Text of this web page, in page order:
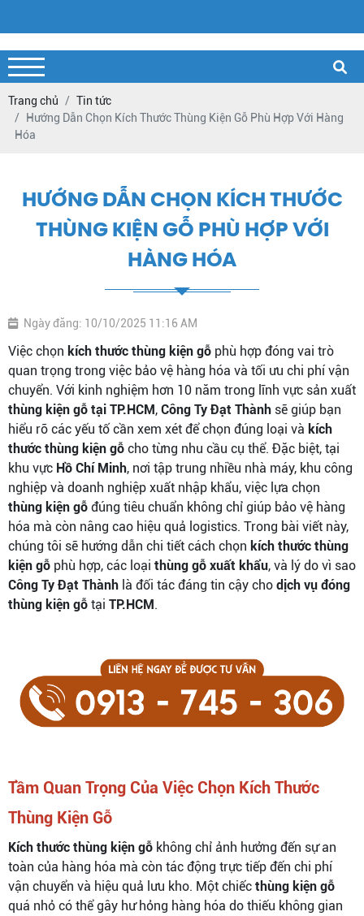
Trang chủ
Tin tức
Hướng Dẫn Chọn Kích Thước Thùng Kiện Gỗ Phù Hợp Với Hàng
Hóa
HƯỚNG DẪN CHỌN KÍCH THƯỚC
THÙNG KIỆN GỖ PHÙ HỢP VỚI
HÀNG HÓA
Ngày đăng: 10/10/2025 11:16 AM
Việc chọn kích thước thùng kiện gỗ phù hợp đóng vai trò
quan trọng trong việc bảo vệ hàng hóa và tối ưu chi phí vận
chuyển. Với kinh nghiệm hơn 10 năm trong lĩnh vực sản xuất
thùng kiện gỗ tại TP.HCM, Công Ty Đạt Thành sẽ giúp bạn
hiểu rõ các yếu tố cần xem xét để chọn đúng loại và kích
thước thùng kiện gỗ cho từng nhu cầu cụ thể. Đặc biệt, tại
khu vực Hồ Chí Minh, nơi tập trung nhiều nhà máy, khu công
nghiệp và doanh nghiệp xuất nhập khẩu, việc lựa chọn
thùng kiện gỗ đúng tiêu chuẩn không chỉ giúp bảo vệ hàng
hóa mà còn nâng cao hiệu quả logistics. Trong bài viết này,
chúng tôi sẽ hướng dẫn chi tiết cách chọn kích thước thùng
kiện gỗ phù hợp, các loại thùng gỗ xuất khẩu, và lý do vì sao
Công Ty Đạt Thành là đối tác đáng tin cậy cho dịch vụ đóng
thùng kiện gỗ tại TP.HCM.
Tầm Quan Trọng Của Việc Chọn Kích Thước
Thùng Kiện Gỗ
Kích thước thùng kiện gỗ không chỉ ảnh hưởng đến sự an
toàn của hàng hóa mà còn tác động trực tiếp đến chi phí
vận chuyển và hiệu quả lưu kho. Một chiếc thùng kiện gỗ
quá nhỏ có thể gây hư hỏng hàng hóa do thiếu không gian